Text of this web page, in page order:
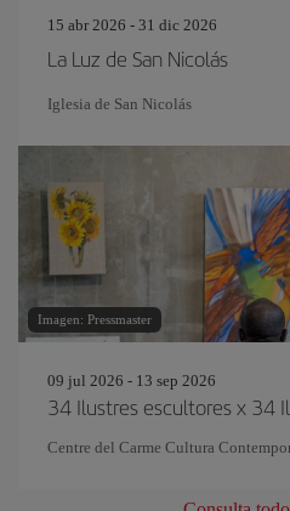
15 abr 2026 - 31 dic 2026
La Luz de San Nicolás
Iglesia de San Nicolás
Imagen: Pressmaster
09 jul 2026 - 13 sep 2026
34 Ilustres escultores x 34
Centre del Carme Cultura